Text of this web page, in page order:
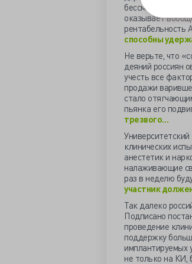
оказывает
рентабельность
способны
Не верьте, что
деяний россиян
учесть все
продажи
стало
пьянка его
трезвого…
клинических
анестетик и
налаживающие
раз в неделю
участник
Так далеко
Подписано
проведение
поддержку
имплантируемых
не только на КИ,